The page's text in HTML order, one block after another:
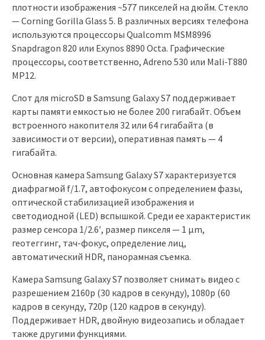
плотности изображения ~577 пикселей на дюйм. Стекло
— Corning Gorilla Glass 5. В различных версиях телефона
используются процессоры Qualcomm MSM8996
Snapdragon 820 или Exynos 8890 Octa. Графические
процессоры, соответственно, Adreno 530 или Mali-T880
MP12.
Слот для microSD в Samsung Galaxy S7 поддерживает
карты памяти емкостью не более 200 гигабайт. Объем
встроенного накопителя 32 или 64 гигабайта (в
зависимости от версии), оперативная память — 4
гигабайта.
Основная камера Samsung Galaxy S7 характеризуется
диафрагмой f/1.7, автофокусом с определением фазы,
оптической стабилизацией изображения и
светодиодной (LED) вспышкой. Среди ее характеристик
размер сенсора 1/2.6′, размер пикселя — 1 µm,
геотеггинг, тач-фокус, определение лиц,
автоматический HDR, панорамная съемка.
Камера Samsung Galaxy S7 позволяет снимать видео с
разрешением 2160p (30 кадров в секунду), 1080p (60
кадров в секунду, 720p (120 кадров в секунду).
Поддерживает HDR, двойную видеозапись и обладает
также другими функциями.